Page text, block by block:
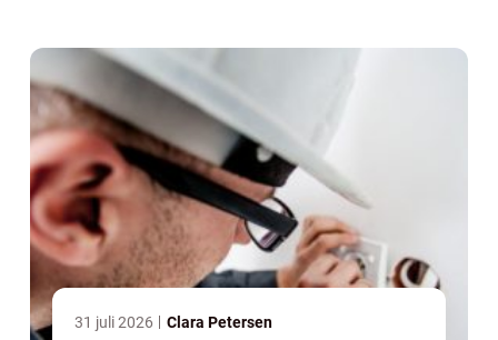
advokatkontore...
31 juli 2026 Clara Petersen